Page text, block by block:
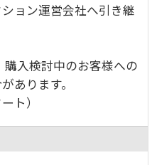
ョン運営会社へ引き継
入検討中のお客様への
あります。
ト）